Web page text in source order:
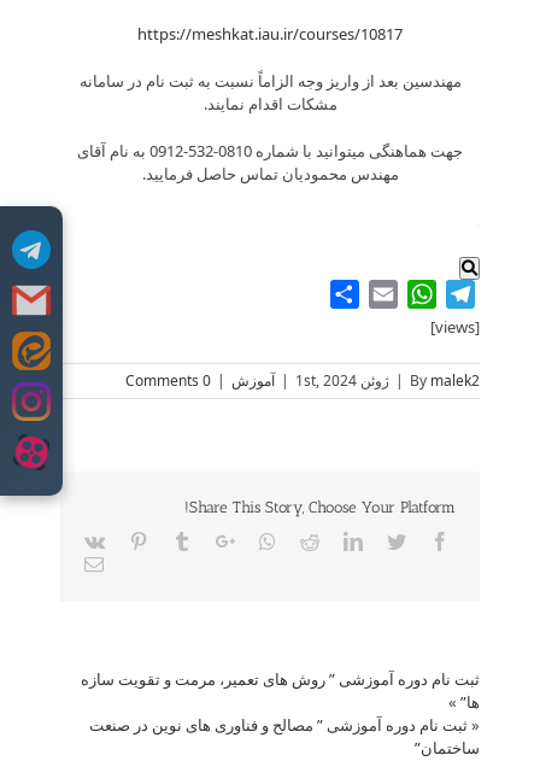
Skip
to
content
https://meshkat.iau.ir/courses/10817
مهندسین بعد از واریز وجه الزاماً نسبت به ثبت نام در سامانه
مشکات اقدام نمایند.
جهت هماهنگی میتوانید با شماره 0810-532-0912 به نام آقای
مهندس محمودیان تماس حاصل فرمایید.
.
Telegram
WhatsApp
Email
[views]
By malek2
| ژوئن 1st, 2024 | آموزش |
0 Comments
Share This Story, Choose Your Platform!
Facebook
Twitter
LinkedIn
Reddit
Whatsapp
Google+
Tumblr
Pinterest
Vk
Email
ثبت نام دوره آموزشی ” روش های تعمیر، مرمت و تقویت سازه
ها” »
«ثبت نام دوره آموزشی ” مصالح و فناوری های نوین در صنعت
ساختمان”